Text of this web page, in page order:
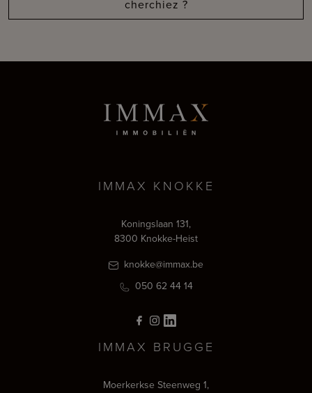
cherchiez ?
IMMAX KNOKKE
Koningslaan 131,
8300 Knokke-Heist
knokke@immax.be
050 62 44 14
IMMAX BRUGGE
Moerkerkse Steenweg 1,